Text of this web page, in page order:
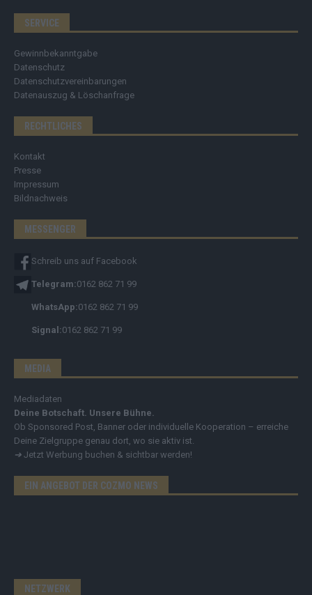
SERVICE
Gewinnbekanntgabe
Datenschutz
Datenschutzvereinbarungen
Datenauszug & Löschanfrage
RECHTLICHES
Kontakt
Presse
Impressum
Bildnachweis
MESSENGER
Schreib uns auf Facebook
Telegram:0162 862 71 99
WhatsApp:0162 862 71 99
Signal:0162 862 71 99
MEDIA
Mediadaten
Deine Botschaft. Unsere Bühne.
Ob Sponsored Post, Banner oder individuelle Kooperation – erreiche
Deine Zielgruppe genau dort, wo sie aktiv ist.
➔ Jetzt Werbung buchen & sichtbar werden!
EIN ANGEBOT DER COZMO NEWS
NETZWERK